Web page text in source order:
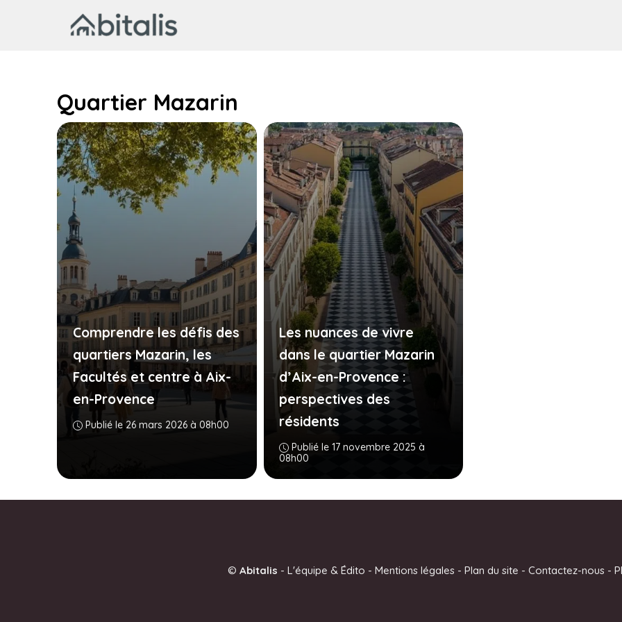
Quartier Mazarin
Comprendre les défis des
quartiers Mazarin, les
Facultés et centre à Aix-
en-Provence
Publié le 26 mars 2026 à 08h00
Les nuances de vivre
dans le quartier Mazarin
d’Aix-en-Provence :
perspectives des
résidents
Publié le 17 novembre 2025 à
08h00
© Abitalis - L'équipe & Édito - Mentions légales- Plan du site - Contactez-nous-